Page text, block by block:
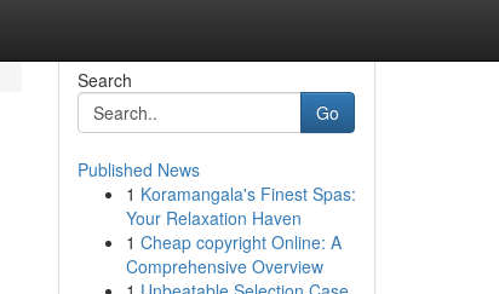
Search
Go
Published News
1 Koramangala's Finest Spas:
Your Relaxation Haven
1 Cheap copyright Online: A
Comprehensive Overview